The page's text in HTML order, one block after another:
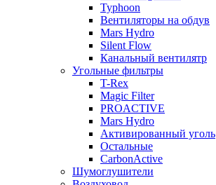
Typhoon
Вентиляторы на обдув
Mars Hydro
Silent Flow
Канальный вентилятр
Угольные фильтры
T-Rex
Magic Filter
PROACTIVE
Mars Hydro
Активированный уголь
Остальные
CarbonActive
Шумоглушители